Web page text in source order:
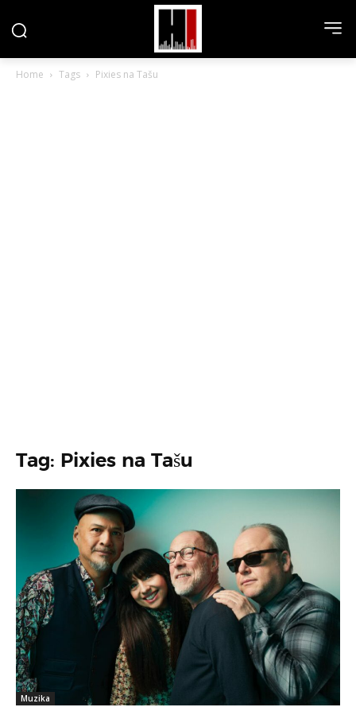
Home Tags Pixies na Tašu
Tag: Pixies na Tašu
Muzika